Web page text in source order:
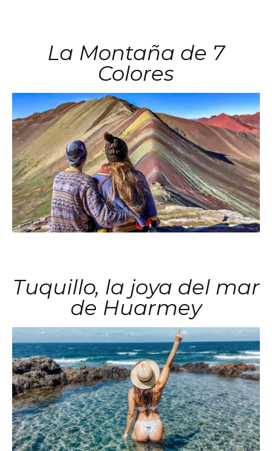
La Montaña de 7
Colores
Tuquillo, la joya del mar
de Huarmey